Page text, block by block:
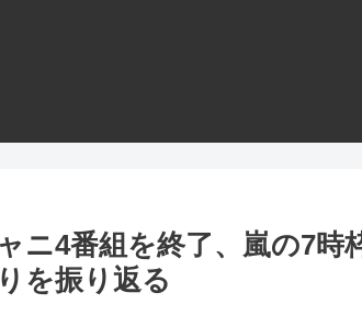
ニ4番組を終了、嵐の7時
を振り返る